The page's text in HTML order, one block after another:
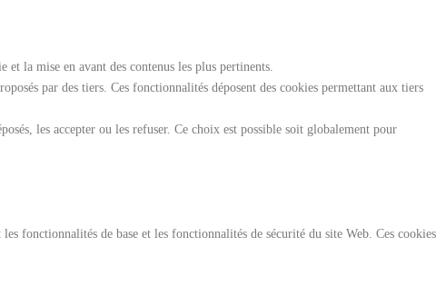
et la mise en avant des contenus les plus pertinents.
par des tiers. Ces fonctionnalités déposent des cookies permettant aux tiers
les accepter ou les refuser. Ce choix est possible soit globalement pour
fonctionnalités de base et les fonctionnalités de sécurité du site Web. Ces cookies